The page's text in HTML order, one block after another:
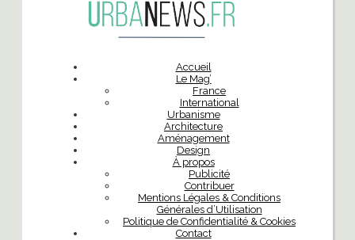
Accueil
Le Mag’
France
International
Urbanisme
Architecture
Aménagement
Design
À propos
Publicité
Contribuer
Mentions Légales & Conditions
Générales d’Utilisation
Politique de Confidentialité & Cookies
Contact